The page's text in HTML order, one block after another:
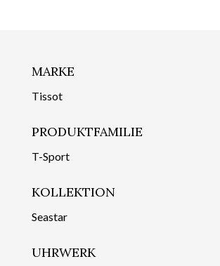
MARKE
Tissot
PRODUKTFAMILIE
T-Sport
KOLLEKTION
Seastar
UHRWERK